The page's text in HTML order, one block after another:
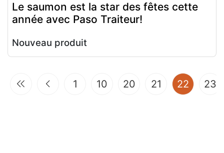
Le saumon est la star des fêtes cette
année avec Paso Traiteur!
Nouveau produit
1 10 20 21 22 23